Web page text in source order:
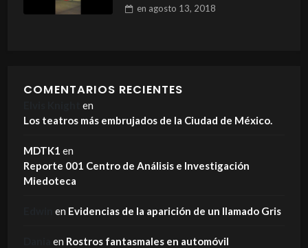
en agosto 13, 2018
COMENTARIOS RECIENTES
en
Los teatros más embrujados de la Ciudad de México.
MDTK1 en
Reporte 001 Centro de Análisis e Investigación
Miedoteca
en Evidencias de la aparición de un llamado Gris
en Rostros fantasmales en automóvil